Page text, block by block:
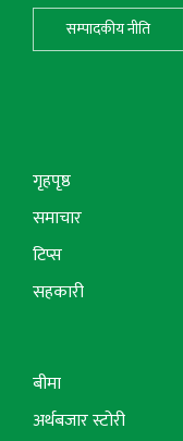
सम्पादकीय नीति
गृहपृष्ठ
समाचार
टिप्स
सहकारी
बीमा
अर्थबजार स्टोरी